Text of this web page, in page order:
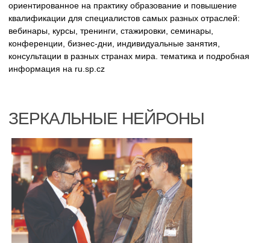
ориентированное на практику образование и повышение
квалификации для специалистов самых разных отраслей:
вебинары, курсы, тренинги, стажировки, семинары,
конференции, бизнес-дни, индивидуальные занятия,
консультации в разных странах мира. тематика и подробная
информация на ru.sp.cz
ЗЕРКАЛЬНЫЕ НЕЙРОНЫ